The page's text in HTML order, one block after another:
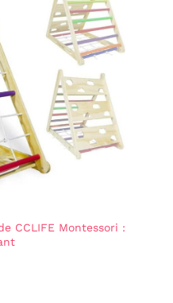
CCLIFE Montessori :